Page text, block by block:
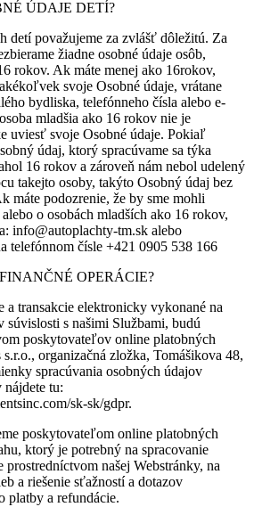
ÚDAJE DETÍ?
detí považujeme za zvlášť dôležitú. Za
žiadne osobné údaje osôb,
rokov. Ak máte menej ako 16rokov,
svoje Osobné údaje, vrátane
bydliska, telefónneho čísla alebo e-
mladšia ako 16 rokov nie je
uviesť svoje Osobné údaje. Pokiaľ
údaj, ktorý spracúvame sa týka
16 rokov a zároveň nám nebol udelený
takejto osoby, takýto Osobný údaj bez
máte podozrenie, že by sme mohli
o osobách mladších ako 16 rokov,
info@autoplachty-tm.sk alebo
telefónnom čísle +421 0905 538 166
OPERÁCIE?
a transakcie elektronicky vykonané na
súvislosti s našimi Službami, budú
poskytovateľov online platobných
organizačná zložka, Tomášikova 48,
spracúvania osobných údajov
tu:
sk-sk/gdpr.
poskytovateľom online platobných
ktorý je potrebný na spracovanie
našej Webstránky, na
a riešenie sťažností a dotazov
platby a refundácie.